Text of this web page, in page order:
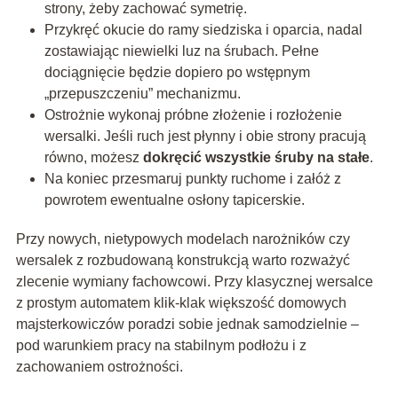
strony, żeby zachować symetrię.
Przykręć okucie do ramy siedziska i oparcia, nadal
zostawiając niewielki luz na śrubach. Pełne
dociągnięcie będzie dopiero po wstępnym
„przepuszczeniu” mechanizmu.
Ostrożnie wykonaj próbne złożenie i rozłożenie
wersalki. Jeśli ruch jest płynny i obie strony pracują
równo, możesz dokręcić wszystkie śruby na stałe.
Na koniec przesmaruj punkty ruchome i załóż z
powrotem ewentualne osłony tapicerskie.
Przy nowych, nietypowych modelach narożników czy
wersalek z rozbudowaną konstrukcją warto rozważyć
zlecenie wymiany fachowcowi. Przy klasycznej wersalce
z prostym automatem klik-klak większość domowych
majsterkowiczów poradzi sobie jednak samodzielnie –
pod warunkiem pracy na stabilnym podłożu i z
zachowaniem ostrożności.